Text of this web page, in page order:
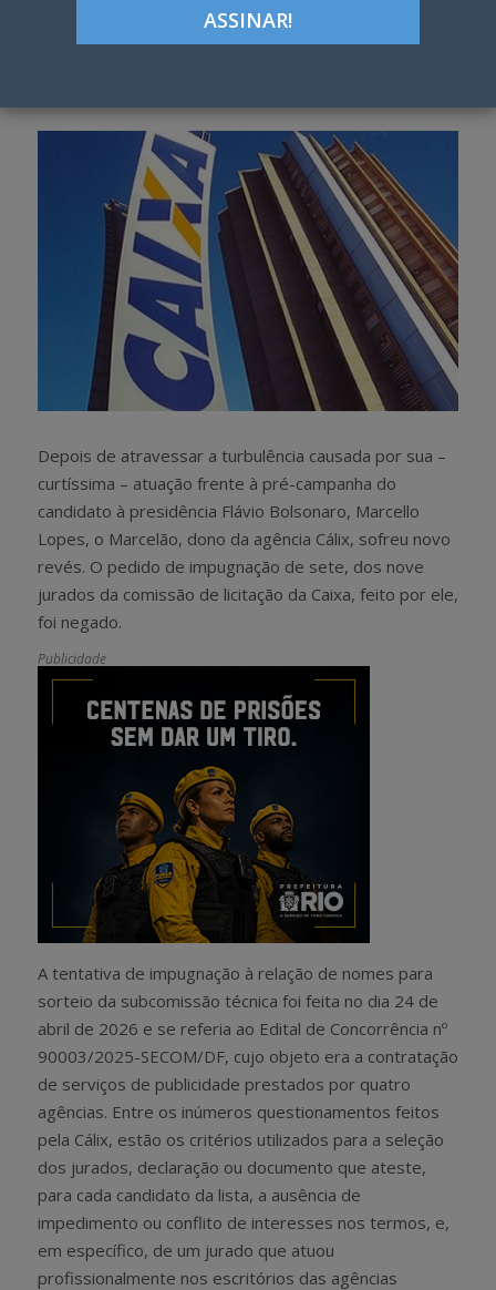
a
r
e
e
t
Depois de atravessar a turbulência causada por sua –
curtíssima – atuação frente à pré-campanha do
candidato à presidência Flávio Bolsonaro, Marcello
Lopes, o Marcelão, dono da agência Cálix, sofreu novo
revés. O pedido de impugnação de sete, dos nove
jurados da comissão de licitação da Caixa, feito por ele,
foi negado.
Publicidade
A tentativa de impugnação à relação de nomes para
sorteio da subcomissão técnica foi feita no dia 24 de
abril de 2026 e se referia ao Edital de Concorrência nº
90003/2025-SECOM/DF, cujo objeto era a contratação
de serviços de publicidade prestados por quatro
agências. Entre os inúmeros questionamentos feitos
pela Cálix, estão os critérios utilizados para a seleção
dos jurados, declaração ou documento que ateste,
para cada candidato da lista, a ausência de
impedimento ou conflito de interesses nos termos, e,
em específico, de um jurado que atuou
profissionalmente nos escritórios das agências